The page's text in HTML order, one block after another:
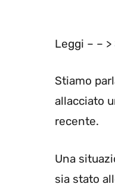
Leggi – – >
Stiamo
allacciato
recente.
Una
sia stato